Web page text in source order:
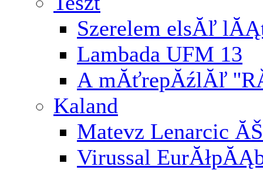
Szerelem elsĂľ
Lambada UFM 13
A mĂťrepĂźlĂľ
Kaland
Matevz Lenarcic
Virussal